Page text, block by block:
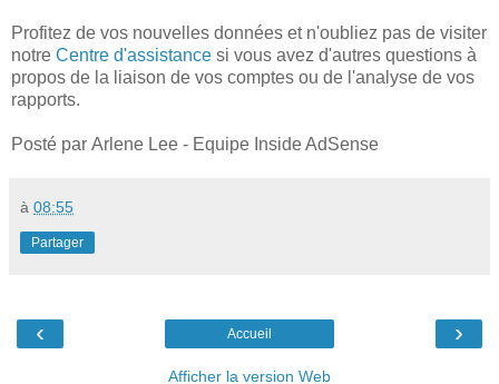
Profitez de vos nouvelles données et n'oubliez pas de visiter
notre Centre d'assistance si vous avez d'autres questions à
propos de la liaison de vos comptes ou de l'analyse de vos
rapports.
Posté par Arlene Lee - Equipe Inside AdSense
à 08:55
Partager
‹ ›
Accueil
Afficher la version Web